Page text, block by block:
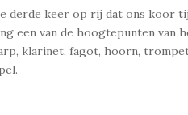
derde keer op rij dat ons koor
een van de hoogtepunten van
klarinet, fagot, hoorn,